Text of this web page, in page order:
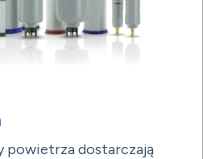
powietrza dostarczają